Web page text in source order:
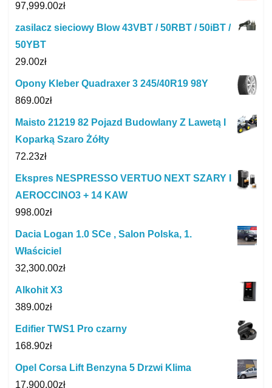
97,999.00zł
zasilacz sieciowy Blow 43VBT / 50RBT / 50iBT /
50YBT
29.00zł
Opony Kleber Quadraxer 3 245/40R19 98Y
869.00zł
Maisto 21219 82 Pojazd Budowlany Z Lawetą I
Koparką Szaro Żółty
72.23zł
Ekspres NESPRESSO VERTUO NEXT SZARY I
AEROCCINO3 + 14 KAW
998.00zł
Dacia Logan 1.0 SCe , Salon Polska, 1.
Właściciel
32,300.00zł
Alkohit X3
389.00zł
Edifier TWS1 Pro czarny
168.90zł
Opel Corsa Lift Benzyna 5 Drzwi Klima
17,900.00zł